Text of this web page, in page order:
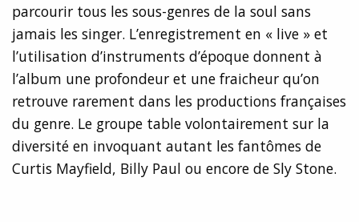
parcourir tous les sous-genres de la soul sans
jamais les singer. L’enregistrement en « live » et
l’utilisation d’instruments d’époque donnent à
l’album une profondeur et une fraicheur qu’on
retrouve rarement dans les productions françaises
du genre. Le groupe table volontairement sur la
diversité en invoquant autant les fantômes de
Curtis Mayfield, Billy Paul ou encore de Sly Stone.